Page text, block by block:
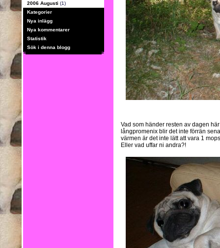
2006 Augusti (1)
Kategorier
Nya inlägg
Nya kommentarer
Statistik
Sök i denna blogg
Vad som händer resten av dagen
långpromenix blir det inte förrän
värmen är det inte lätt att vara 1
Eller vad uffar ni andra?!